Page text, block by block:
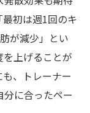
初は週1回のキ
が減少」とい
上げることが
、トレーナー
に合ったペー